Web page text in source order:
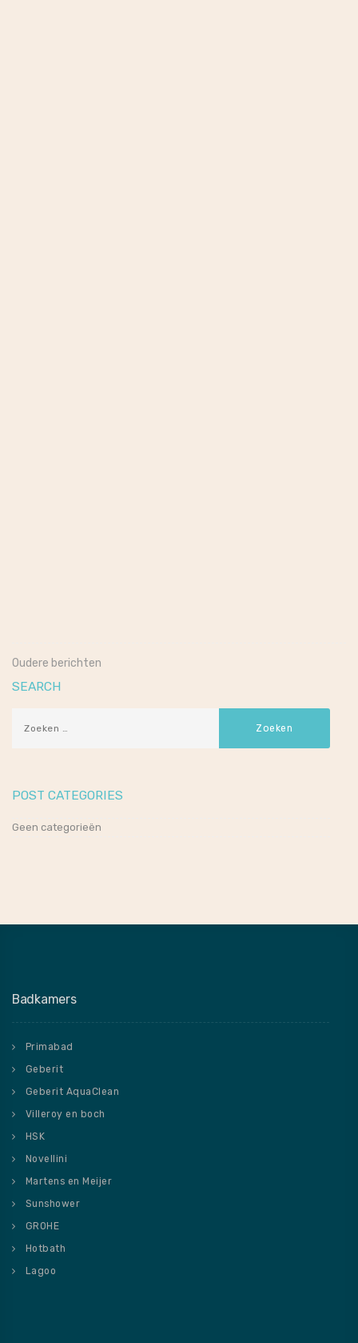
Oudere berichten
SEARCH
POST CATEGORIES
Geen categorieën
Badkamers
Primabad
Geberit
Geberit AquaClean
Villeroy en boch
HSK
Novellini
Martens en Meijer
Sunshower
GROHE
Hotbath
Lagoo